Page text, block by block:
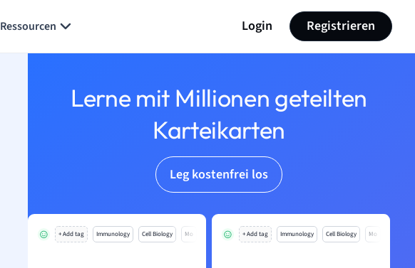
Ressourcen Login Registrieren
Lerne mit Millionen geteilten
Karteikarten
Leg kostenfrei los
+ Add tag Immunology Cell Biology Mo + Add tag Immunology Cell Biology Mo